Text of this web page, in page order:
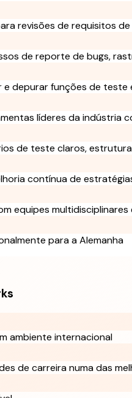
revisões de requisitos
de reporte de bugs,
e depurar funções de
líderes da indústria
de teste claros,
contínua de
equipes
para a Alemanha
ambiente internacional
de carreira numa das